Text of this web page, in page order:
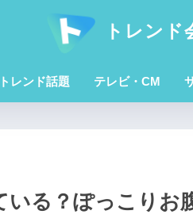
トレンド
トレンド話題 テレビ・CM
いる？ぽっこりお